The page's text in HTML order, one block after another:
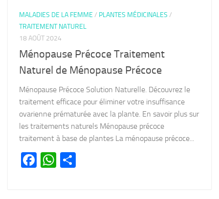
MALADIES DE LA FEMME / PLANTES MÉDICINALES /
TRAITEMENT NATUREL
18 AOÛT 2024
Ménopause Précoce Traitement
Naturel de Ménopause Précoce
Ménopause Précoce Solution Naturelle. Découvrez le
traitement efficace pour éliminer votre insuffisance
ovarienne prématurée avec la plante. En savoir plus sur
les traitements naturels Ménopause précoce
traitement à base de plantes La ménopause précoce...
Facebook
WhatsApp